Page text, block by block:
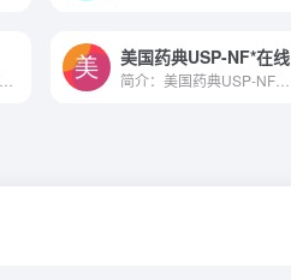
美国药典USP-NF*在线
简介：美国药典USP-NF在线